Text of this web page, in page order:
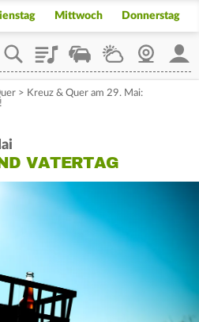
Mittwoch Donnerstag
PlaylistStaupilotWetterWebcam
> Kreuz & Quer am 29. Mai:
VATERTAG